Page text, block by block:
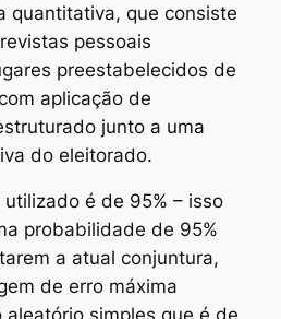
quantitativa, que consiste
pessoais
preestabelecidos de
aplicação de
junto a uma
do eleitorado.
é de 95% – isso
probabilidade de 95%
a atual conjuntura,
de erro máxima
simples que é de